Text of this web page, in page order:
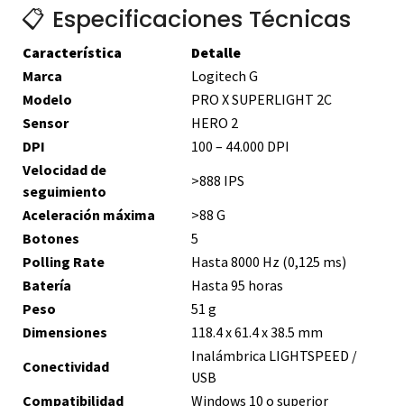
📋 Especificaciones Técnicas
Característica
Detalle
Marca
Logitech G
Modelo
PRO X SUPERLIGHT 2C
Sensor
HERO 2
DPI
100 – 44.000 DPI
Velocidad de
seguimiento
>888 IPS
Aceleración máxima
>88 G
Botones
5
Polling Rate
Hasta 8000 Hz (0,125 ms)
Batería
Hasta 95 horas
Peso
51 g
Dimensiones
118.4 x 61.4 x 38.5 mm
Conectividad
Inalámbrica LIGHTSPEED /
USB
Compatibilidad
Windows 10 o superior